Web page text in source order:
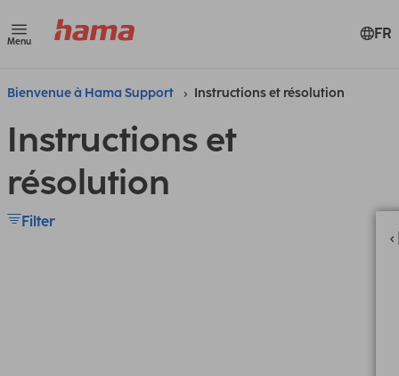
Menu FR
Bienvenue à Hama Support Instructions et résolution
Instructions et
résolution
Filter